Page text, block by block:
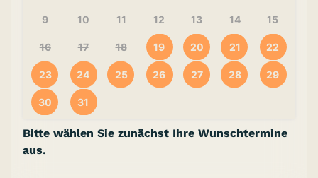
9 10 11 12 13 14 15
16 17 18 19 20 21 22
23 24 25 26 27 28 29
30 31
Bitte wählen Sie zunächst Ihre Wunschtermine
aus.